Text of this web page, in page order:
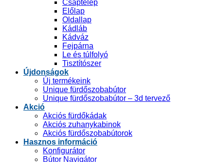
Csaptelep
Előlap
Oldallap
Kádláb
Kádváz
Fejpárna
Le és túlfolyó
Tisztítószer
Újdonságok
Új termékeink
Unique fürdőszobabútor
Unique fürdőszobabútor – 3d tervező
Akció
Akciós fürdőkádak
Akciós zuhanykabinok
Akciós fürdőszobabútorok
Hasznos információ
Konfigurátor
Bútor Navigátor